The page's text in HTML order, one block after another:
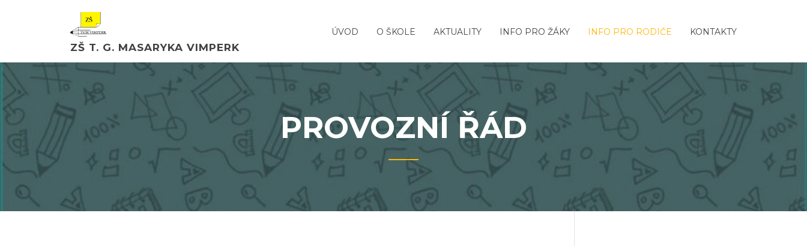
ZŠ T. G. MASARYKA VIMPERK
ÚVOD O ŠKOLE AKTUALITY INFO PRO ŽÁKY INFO PRO RODIČE KONTAKTY
PROVOZNÍ ŘÁD